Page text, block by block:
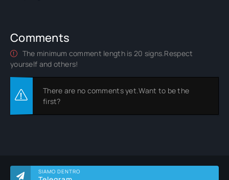
SIAMO DENTRO
Comments
The minimum comment length is 20 signs.Respect
yourself and others!
There are no comments yet.Want to be the
first?